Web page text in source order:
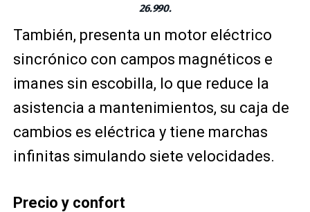
26.990.
También, presenta un motor eléctrico
sincrónico con campos magnéticos e
imanes sin escobilla, lo que reduce la
asistencia a mantenimientos, su caja de
cambios es eléctrica y tiene marchas
infinitas simulando siete velocidades.
Precio y confort